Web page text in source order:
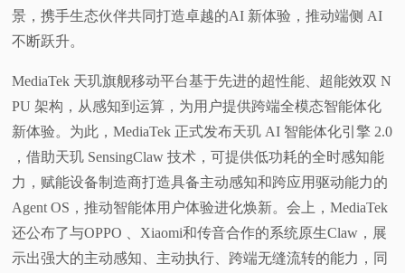
景，携手生态伙伴共同打造卓越的AI 新体验，推动端侧 AI
不断跃升。
MediaTek 天玑旗舰移动平台基于先进的超性能、超能效双 N
PU 架构，从感知到运算，为用户提供跨端全模态智能体化
新体验。为此，MediaTek 正式发布天玑 AI 智能体化引擎 2.0
，借助天玑 SensingClaw 技术，可提供低功耗的全时感知能
力，赋能设备制造商打造具备主动感知和跨应用驱动能力的
Agent OS，推动智能体用户体验进化焕新。会上，MediaTek
还公布了与OPPO 、Xiaomi和传音合作的系统原生Claw，展
示出强大的主动感知、主动执行、跨端无缝流转的能力，同